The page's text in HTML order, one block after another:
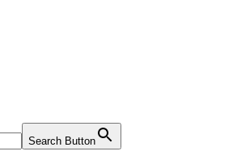
Search Button